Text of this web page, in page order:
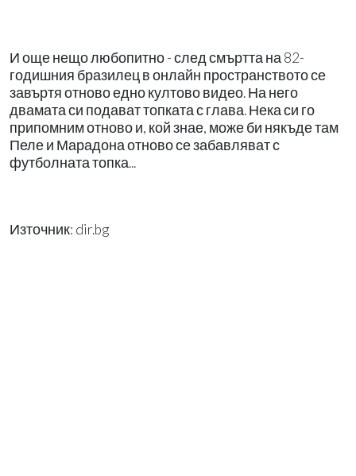
И още нещо любопитно - след смъртта на 82-
годишния бразилец в онлайн пространството се
завъртя отново едно култово видео. На него
двамата си подават топката с глава. Нека си го
припомним отново и, кой знае, може би някъде там
Пеле и Марадона отново се забавляват с
футболната топка...
Източник: dir.bg